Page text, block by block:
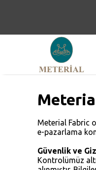
Meterial Fabric
e-pazarlama
Güvenlik ve
Kontrolümüz